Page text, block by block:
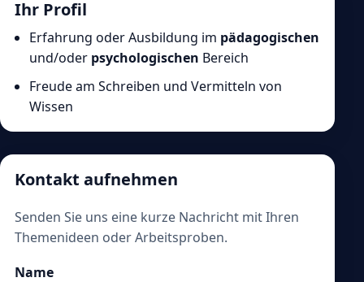
Ihr Profil
Erfahrung oder Ausbildung im pädagogischen
und/oder psychologischen Bereich
Freude am Schreiben und Vermitteln von
Wissen
Kontakt aufnehmen
Senden Sie uns eine kurze Nachricht mit Ihren
Themenideen oder Arbeitsproben.
Name